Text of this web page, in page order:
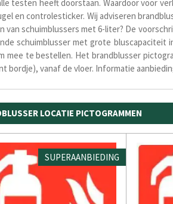
testen heeft doorstaan. Waardoor voor
en controlesticker. Wij adviseren
van schuimblussers met 6-liter? De
schuimblusser met grote bluscapaciteit
mee te bestellen. Het brandblusser
bordje), vanaf de vloer. Informatie
LOCATIE PICTOGRAMMEN
SUPERAANBIEDING